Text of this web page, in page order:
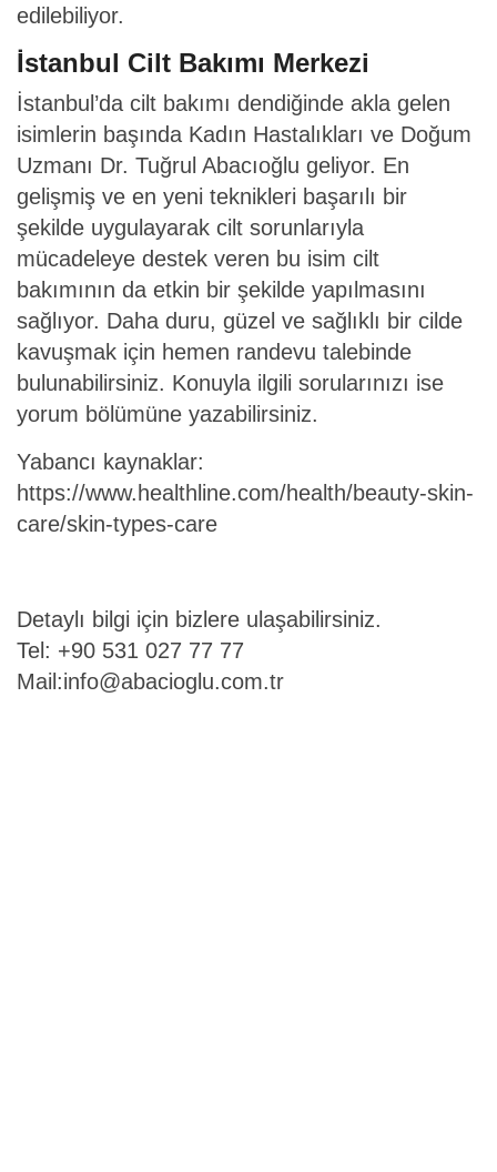
edilebiliyor.
İstanbul Cilt Bakımı Merkezi
İstanbul’da cilt bakımı dendiğinde akla gelen
isimlerin başında Kadın Hastalıkları ve Doğum
Uzmanı Dr. Tuğrul Abacıoğlu geliyor. En
gelişmiş ve en yeni teknikleri başarılı bir
şekilde uygulayarak cilt sorunlarıyla
mücadeleye destek veren bu isim cilt
bakımının da etkin bir şekilde yapılmasını
sağlıyor. Daha duru, güzel ve sağlıklı bir cilde
kavuşmak için hemen randevu talebinde
bulunabilirsiniz. Konuyla ilgili sorularınızı ise
yorum bölümüne yazabilirsiniz.
Yabancı kaynaklar:
https://www.healthline.com/health/beauty-skin-
care/skin-types-care
Detaylı bilgi için bizlere ulaşabilirsiniz.
Tel: +90 531 027 77 77
Mail:info@abacioglu.com.tr